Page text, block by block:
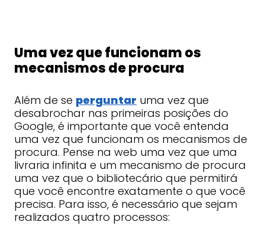
Uma vez que funcionam os
mecanismos de procura
Além de se perguntar uma vez que
desabrochar nas primeiras posições do
Google, é importante que você entenda
uma vez que funcionam os mecanismos de
procura. Pense na web uma vez que uma
livraria infinita e um mecanismo de procura
uma vez que o bibliotecário que permitirá
que você encontre exatamente o que você
precisa. Para isso, é necessário que sejam
realizados quatro processos: